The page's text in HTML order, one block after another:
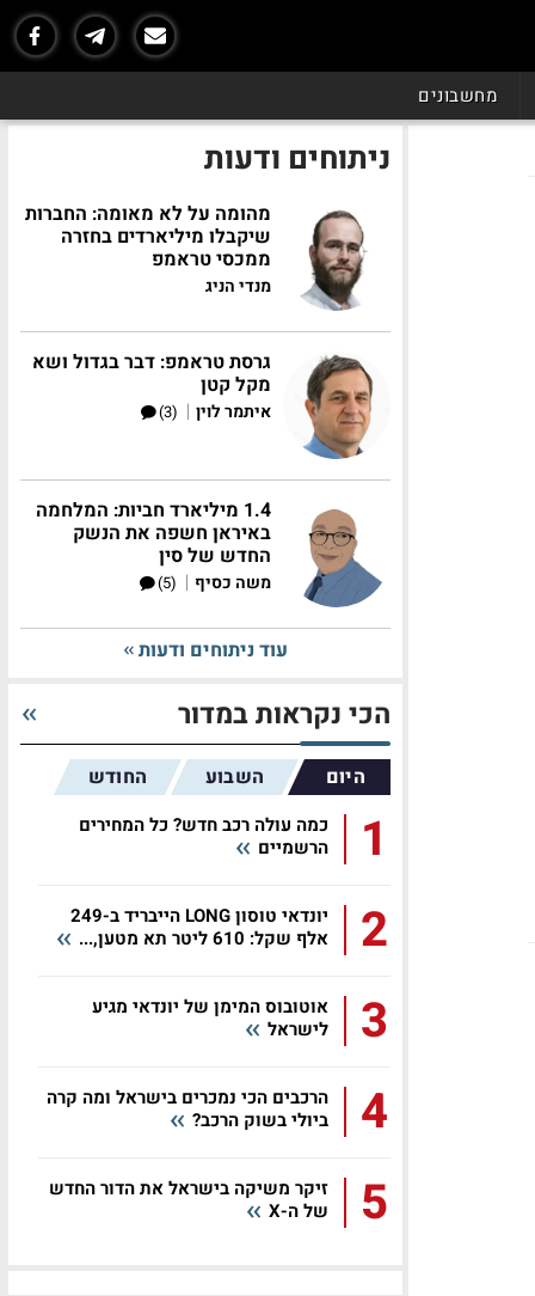
מחשבונים
ניתוחים ודעות
מהומה על לא מאומה: החברות
שיקבלו מיליארדים בחזרה
ממכסי טראמפ
מנדי הניג
גרסת טראמפ: דבר בגדול ושא
מקל קטן
איתמר לוין |
(3)
1.4 מיליארד חביות: המלחמה
באיראן חשפה את הנשק
החדש של סין
משה כסיף |
(5)
עוד ניתוחים ודעות
הכי נקראות במדור
היום השבוע החודש
1
כמה עולה רכב חדש? כל המחירים
הרשמיים
2
יונדאי טוסון LONG הייבריד ב-249
אלף שקל: 610 ליטר תא מטען,...
3
אוטובוס המימן של יונדאי מגיע
לישראל
4
הרכבים הכי נמכרים בישראל ומה קרה
ביולי בשוק הרכב?
5
זיקר משיקה בישראל את הדור החדש
של ה-X